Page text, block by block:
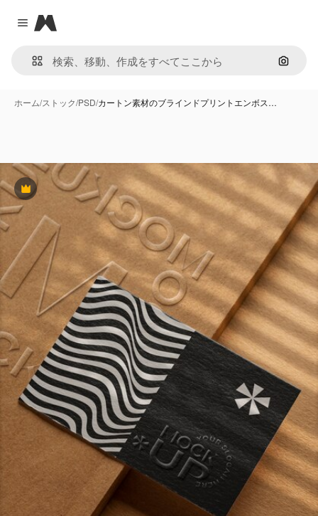
Close menu
Magnific
画像で
ホーム/ストック/PSD/カートン素材のブラインドプリントエンボス…
Premium